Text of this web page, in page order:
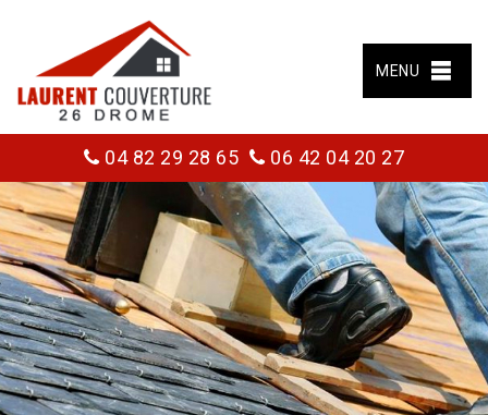
MENU
04 82 29 28 65 06 42 04 20 27